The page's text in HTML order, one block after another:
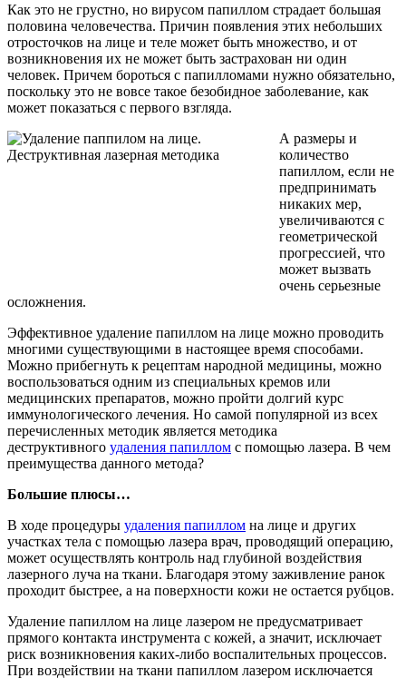
Как это не грустно, но вирусом папиллом страдает большая
половина человечества. Причин появления этих небольших
отросточков на лице и теле может быть множество, и от
возникновения их не может быть застрахован ни один
человек. Причем бороться с папилломами нужно обязательно,
поскольку это не вовсе такое безобидное заболевание, как
может показаться с первого взгляда.
А размеры и
количество
папиллом, если не
предпринимать
никаких мер,
увеличиваются с
геометрической
прогрессией, что
может вызвать
очень серьезные
осложнения.
Эффективное удаление папиллом на лице можно проводить
многими существующими в настоящее время способами.
Можно прибегнуть к рецептам народной медицины, можно
воспользоваться одним из специальных кремов или
медицинских препаратов, можно пройти долгий курс
иммунологического лечения. Но самой популярной из всех
перечисленных методик является методика
деструктивного удаления папиллом с помощью лазера. В чем
преимущества данного метода?
Большие плюсы…
В ходе процедуры удаления папиллом на лице и других
участках тела с помощью лазера врач, проводящий операцию,
может осуществлять контроль над глубиной воздействия
лазерного луча на ткани. Благодаря этому заживление ранок
проходит быстрее, а на поверхности кожи не остается рубцов.
Удаление папиллом на лице лазером не предусматривает
прямого контакта инструмента с кожей, а значит, исключает
риск возникновения каких-либо воспалительных процессов.
При воздействии на ткани папиллом лазером исключается